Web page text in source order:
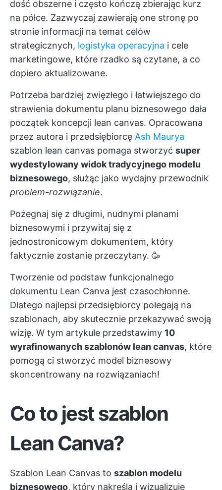
dość obszerne i często kończą zbierając kurz
na półce. Zazwyczaj zawierają one stronę po
stronie informacji na temat celów
strategicznych, logistyka operacyjna i cele
marketingowe, które rzadko są czytane, a co
dopiero aktualizowane.
Potrzeba bardziej zwięzłego i łatwiejszego do
strawienia dokumentu planu biznesowego dała
początek koncepcji lean canvas. Opracowana
przez autora i przedsiębiorcę Ash Maurya
szablon lean canvas pomaga stworzyć super
wydestylowany widok tradycyjnego modelu
biznesowego, służąc jako wydajny przewodnik
problem-rozwiązanie.
Pożegnaj się z długimi, nudnymi planami
biznesowymi i przywitaj się z
jednostronicowym dokumentem, który
faktycznie zostanie przeczytany. 🥳
Tworzenie od podstaw funkcjonalnego
dokumentu Lean Canva jest czasochłonne.
Dlatego najlepsi przedsiębiorcy polegają na
szablonach, aby skutecznie przekazywać swoją
wizję. W tym artykule przedstawimy 10
wyrafinowanych szablonów lean canvas, które
pomogą ci stworzyć model biznesowy
skoncentrowany na rozwiązaniach!
Co to jest szablon
Lean Canva?
Szablon Lean Canvas to szablon modelu
biznesowego, który nakreśla i wizualizuje